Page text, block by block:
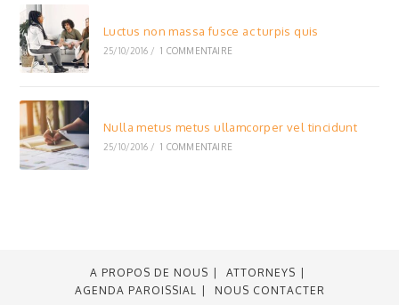
Luctus non massa fusce ac turpis quis
25/10/2016 / 1 COMMENTAIRE
Nulla metus metus ullamcorper vel tincidunt
25/10/2016 / 1 COMMENTAIRE
A PROPOS DE NOUS
ATTORNEYS
AGENDA PAROISSIAL
NOUS CONTACTER